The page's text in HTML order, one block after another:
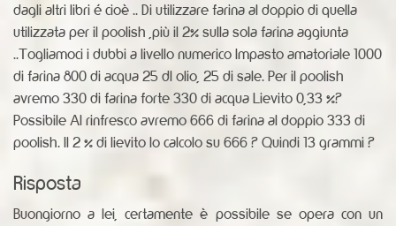
dagli altri libri é cioè .. Di utilizzare farina al doppio di quella
utilizzata per il poolish ,più il 2% sulla sola farina aggiunta
..Togliamoci i dubbi a livello numerico Impasto amatoriale 1000
di farina 800 di acqua 25 dl olio, 25 di sale. Per il poolish
avremo 330 di farina forte 330 di acqua Lievito 0,33 %?
Possibile Al rinfresco avremo 666 di farina al doppio 333 di
poolish. Il 2 % di lievito lo calcolo su 666 ? Quindi 13 grammi ?
Risposta
Buongiorno a lei, certamente è possibile se opera con un